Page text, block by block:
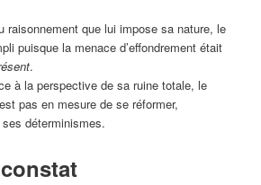
raisonnement que lui impose sa nature, le
puisque la menace d’effondrement était
.
à la perspective de sa ruine totale, le
pas en mesure de se réformer,
déterminismes.